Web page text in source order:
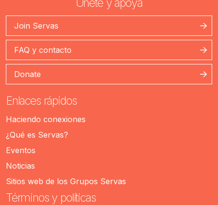
Join Servas
FAQ y contacto
Donate
Enlaces rápidos
Haciendo conexiones
¿Qué es Servas?
Eventos
Noticias
Sitios web de los Grupos Servas
Términos y políticas